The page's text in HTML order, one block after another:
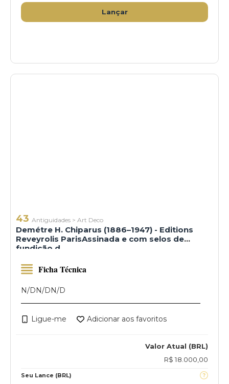
Lançar
43 Antiguidades > Art Deco
Demétre H. Chiparus (1886–1947) - Editions
Reveyrolis ParisAssinada e com selos de
fundição d
Valor Atual (BRL)
R$ 18.000,00
Seu Lance (BRL)
Ficha Técnica
N/D N/D N/D
Ligue-me Adicionar aos favoritos